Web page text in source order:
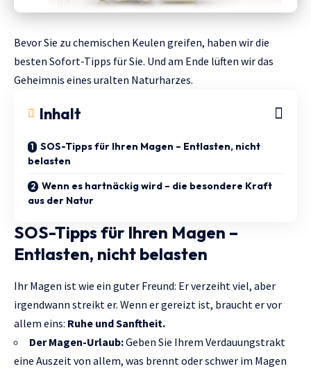
Bevor Sie zu chemischen Keulen greifen, haben wir die
besten Sofort-Tipps für Sie. Und am Ende lüften wir das
Geheimnis eines uralten Naturharzes.
Inhalt
SOS-Tipps für Ihren Magen – Entlasten, nicht
belasten
Wenn es hartnäckig wird – die besondere Kraft
aus der Natur
SOS-Tipps für Ihren Magen –
Entlasten, nicht belasten
Ihr Magen ist wie ein guter Freund: Er verzeiht viel, aber
irgendwann streikt er. Wenn er gereizt ist, braucht er vor
allem eins: Ruhe und Sanftheit.
Der Magen-Urlaub:Geben Sie Ihrem Verdauungstrakt
eine Auszeit von allem, was brennt oder schwer im Magen